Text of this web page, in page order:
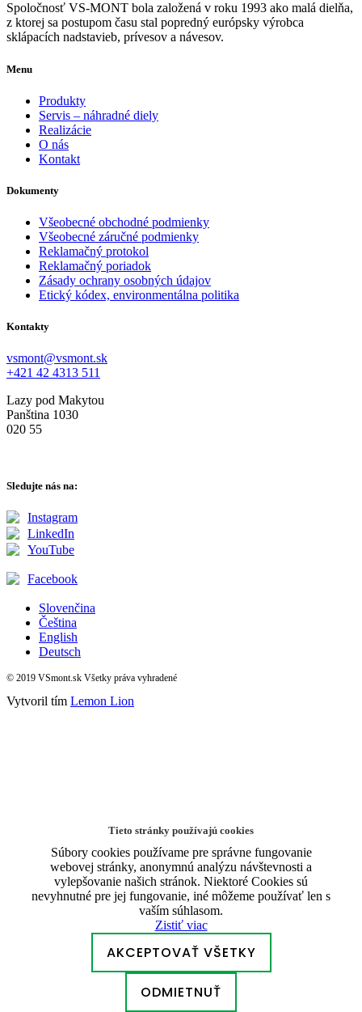
Spoločnosť VS-MONT bola založená v roku 1993 ako malá dielňa,
z ktorej sa postupom času stal popredný európsky výrobca
sklápacích nadstavieb, prívesov a návesov.
Menu
Produkty
Servis – náhradné diely
Realizácie
O nás
Kontakt
Dokumenty
Všeobecné obchodné podmienky
Všeobecné záručné podmienky
Reklamačný protokol
Reklamačný poriadok
Zásady ochrany osobných údajov
Etický kódex, environmentálna politika
Kontakty
vsmont@vsmont.sk
+421 42 4313 511
Lazy pod Makytou
Panština 1030
020 55
Sledujte nás na:
Instagram
LinkedIn
YouTube
Facebook
Slovenčina
Čeština
English
Deutsch
© 2019 VSmont.sk Všetky práva vyhradené
Vytvoril tím Lemon Lion
Tieto stránky používajú cookies
Súbory cookies používame pre správne fungovanie
webovej stránky, anonymnú analýzu návštevnosti a
vylepšovanie našich stránok. Niektoré Cookies sú
nevyhnutné pre jej fungovanie, iné môžeme používať len s
vaším súhlasom.
Zistiť viac
AKCEPTOVAŤ VŠETKY
ODMIETNUŤ